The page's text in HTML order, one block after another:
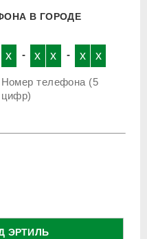
В ГОРОДЕ
x - x x - x x
Номер телефона (5
цифр)
ЭРТИЛЬ